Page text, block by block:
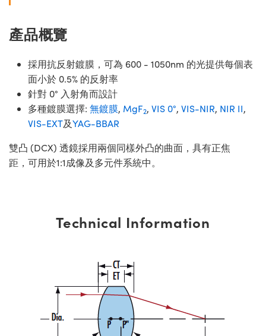
產品概覽
採用抗反射鍍膜，可為 600 - 1050nm 的光提供每個表
面小於 0.5% 的反射率
針對 0° 入射角而設計
多種鍍膜選擇: 無鍍膜, MgF2, VIS 0°, VIS-NIR, NIR II,
VIS-EXT及YAG-BBAR
雙凸 (DCX) 透鏡採用兩個同樣外凸的曲面，具有正焦
距，可用於1:1成像及多元件系統中。
Technical Information